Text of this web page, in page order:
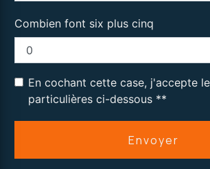
Combien font six plus cinq
En cochant cette case, j'accepte
particulières ci-dessous **
Envoyer